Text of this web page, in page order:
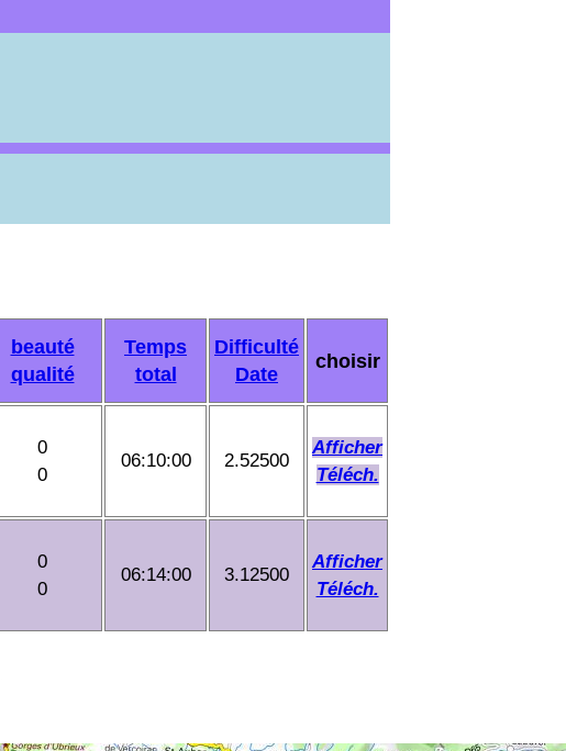
beauté
qualité
Temps
total
Difficulté
Date
choisir
0
0
06:10:00 2.52500
Afficher
Téléch.
0
0
06:14:00 3.12500
Afficher
Téléch.